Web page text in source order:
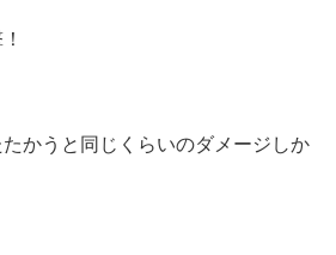
かうと同じくらいのダメージしか